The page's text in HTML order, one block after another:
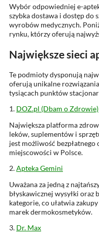
Wybór odpowiedniej e-
szybka dostawa i dostęp do
wyrobów medycznych.
rynku, którzy oferują
Największe sieci
Te podmioty dysponują
oferują unikalne
tysiącach punktów
1. DOZ.pl (Dbam o Zdrowie)
Największa platforma
leków, suplementów i
jest możliwość
miejscowości w Polsce.
2.Apteka Gemini
Uważana za jedną z
błyskawicznej wysyłki oraz
kategorie, co ułatwia
marek dermokosmetyków.
3. Dr. Max